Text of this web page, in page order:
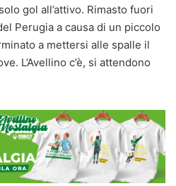
gol all’attivo. Rimasto fuori
Perugia a causa di un piccolo
a mettersi alle spalle il
L’Avellino c’è, si attendono